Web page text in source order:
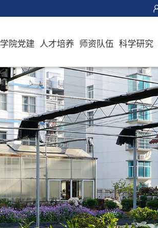
学院党建 人才培养 师资队伍 科学研究